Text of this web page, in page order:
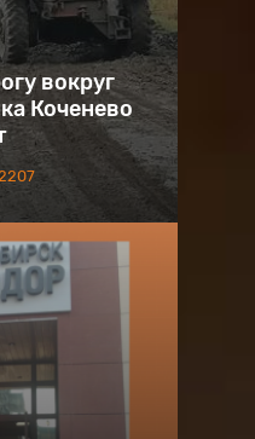
вокруг
Коченево